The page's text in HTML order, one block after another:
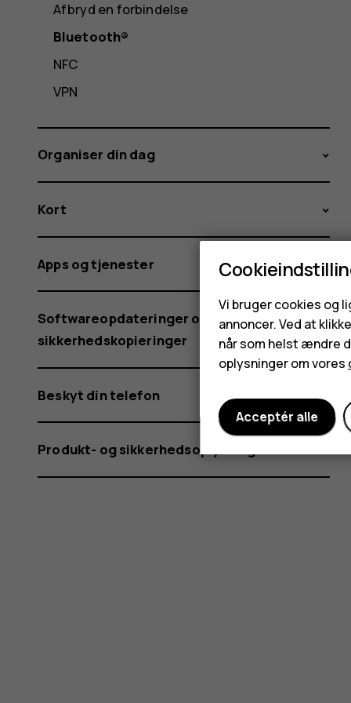
Afbryd en forbindelse
Bluetooth®
NFC
VPN
Organiser din dag
Kort
Apps og tjenester
Softwareopdateringer og
sikkerhedskopieringer
Beskyt din telefon
Produkt- og sikkerhedsoplysninger
Vi bruger cookies og
annoncer. Ved at
når som helst ændre
oplysninger om vores
Acceptér alle